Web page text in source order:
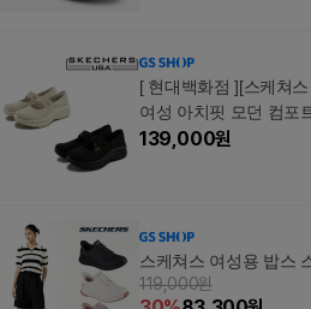
[ 현대백화점 ][스케쳐
여성 아치핏 모던 컴포
SC0WFCGX162-cc
139,000원
스케쳐스 여성용 밥스
119,000원